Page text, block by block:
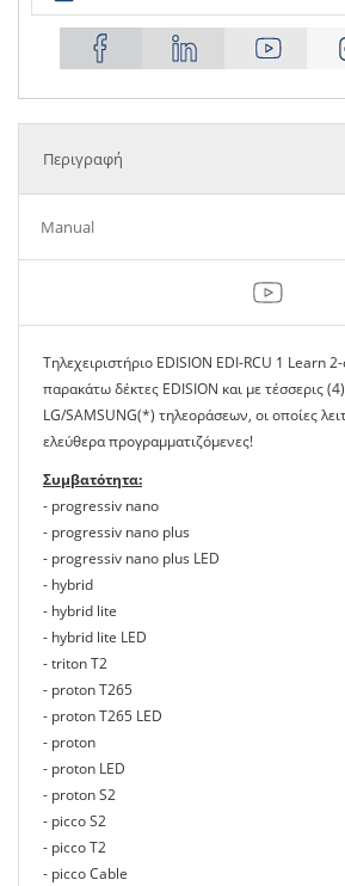
Περιγραφή
Manual
Τηλεχειριστήριο EDISION EDI-RCU 1 Learn
παρακάτω δέκτες EDISION και με τέσσερις (4)
LG/SAMSUNG(*) τηλεοράσεων, οι οποίες
ελεύθερα προγραμματιζόμενες!
Συμβατότητα:
- progressiv nano
- progressiv nano plus
- progressiv nano plus LED
- hybrid
- hybrid lite
- hybrid lite LED
- triton Τ2
- proton T265
- proton T265 LED
- proton
- proton LED
- proton S2
- picco S2
- picco T2
- picco Cable